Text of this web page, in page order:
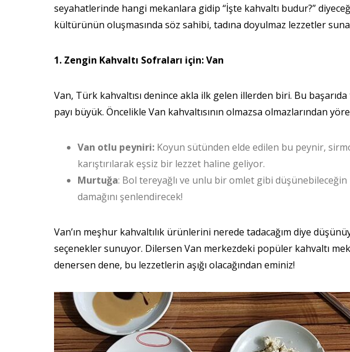
seyahatlerinde hangi mekanlara gidip “İşte kahvaltı budur?”
kültürünün oluşmasında söz sahibi, tadına doyulmaz lezzetler
1. Zengin Kahvaltı Sofraları için: Van
Van, Türk kahvaltısı denince akla ilk gelen illerden biri. Bu
payı büyük. Öncelikle Van kahvaltısının olmazsa olmazlarından
Van otlu peyniri: Koyun sütünden elde edilen bu peynir,
karıştırılarak eşsiz bir lezzet haline geliyor.
Murtuğa: Bol tereyağlı ve unlu bir omlet gibi
damağını şenlendirecek!
Van’ın meşhur kahvaltılık ürünlerini nerede tadacağım diye
seçenekler sunuyor. Dilersen Van merkezdeki popüler kahvaltı
denersen dene, bu lezzetlerin aşığı olacağından eminiz!